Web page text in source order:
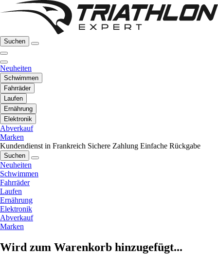
Suchen
Neuheiten
Schwimmen
Fahrräder
Laufen
Ernährung
Elektronik
Abverkauf
Marken
Kundendienst in Frankreich Sichere Zahlung Einfache Rückgabe
Suchen
Neuheiten
Schwimmen
Fahrräder
Laufen
Ernährung
Elektronik
Abverkauf
Marken
Wird zum Warenkorb hinzugefügt...